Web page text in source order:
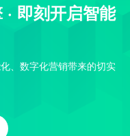
即刻开启智能
、数字化营销带来的切实